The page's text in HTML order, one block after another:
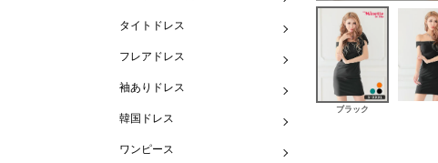
タイトドレス
フレアドレス
袖ありドレス
韓国ドレス
ワンピース
ブラック